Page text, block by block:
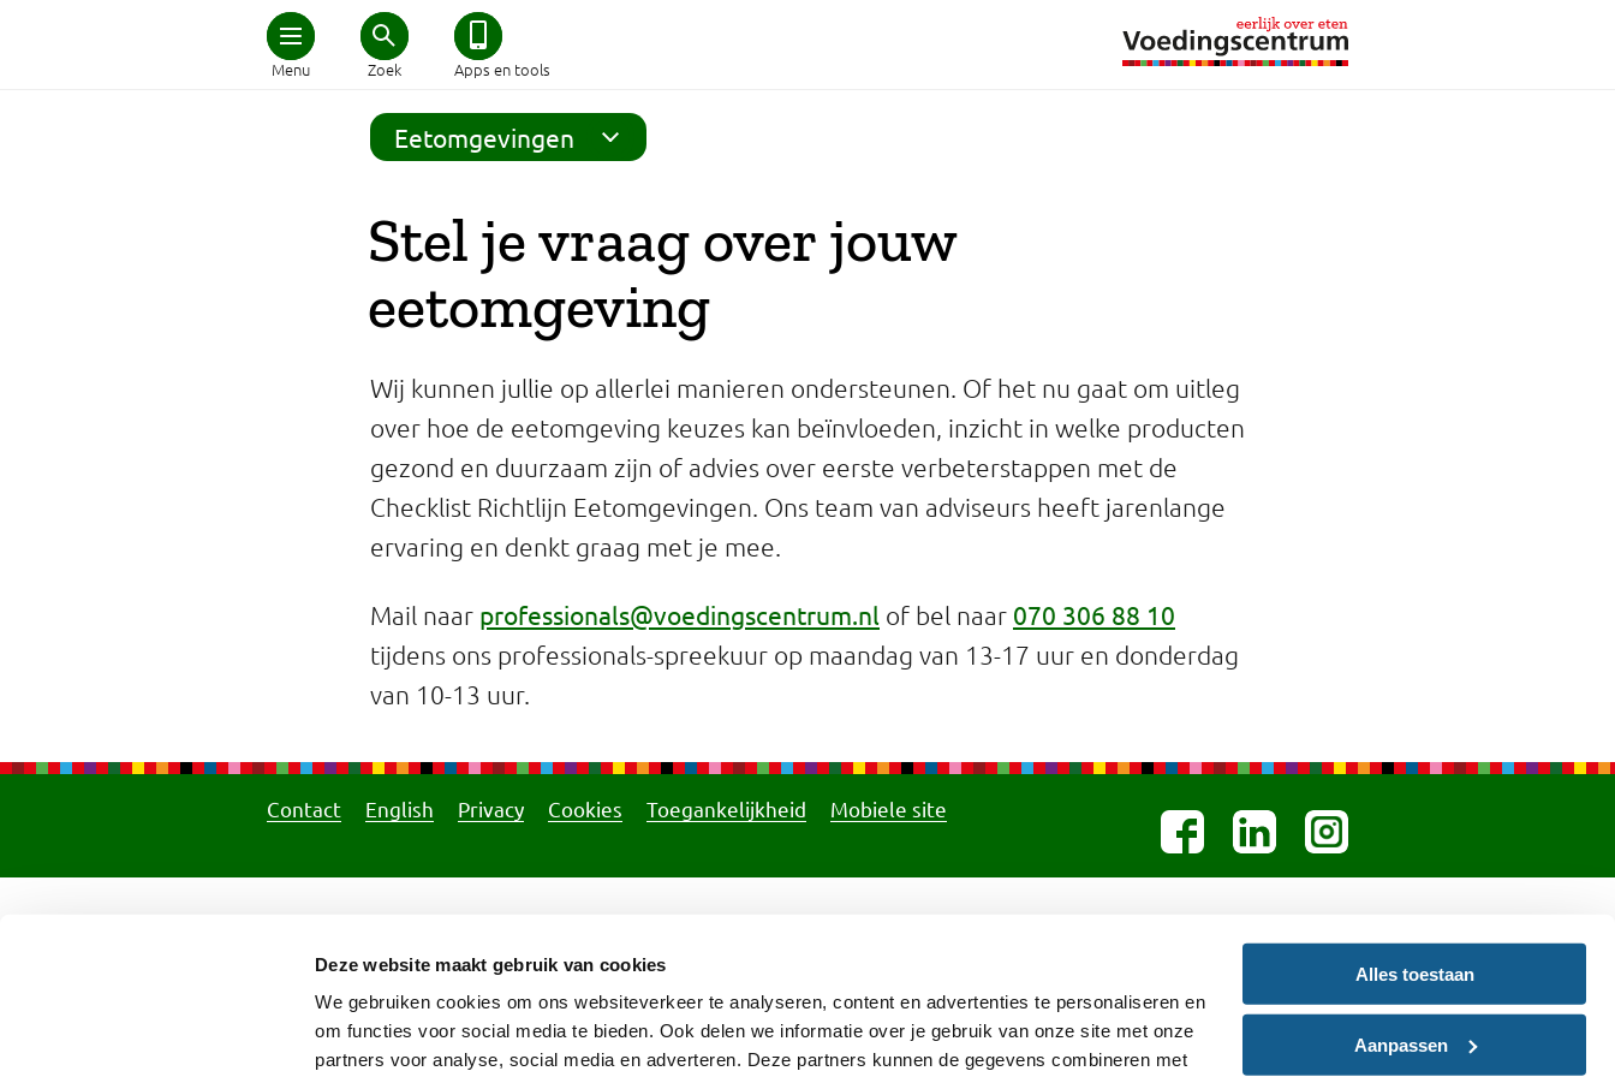
Deze website maakt gebruik van cookies
We gebruiken cookies om ons websiteverkeer te analyseren, content en advertenties te personaliseren en
om functies voor social media te bieden. Ook delen we informatie over je gebruik van onze site met onze
partners voor analyse, social media en adverteren. Deze partners kunnen de gegevens combineren met
Alles toestaan
Aanpassen
Menu Zoek Apps en tools
Home
Schijf van Vijf
Afvallen
Zwanger en kind
Duurzaam eten
Veilig eten
Professionals
Eetomgevingen
Pers
Eetomgevingen
Stel je vraag over jouw
eetomgeving
Wij kunnen jullie op allerlei manieren ondersteunen. Of het nu gaat om uitleg
over hoe de eetomgeving keuzes kan beïnvloeden, inzicht in welke producten
gezond en duurzaam zijn of advies over eerste verbeterstappen met de
Checklist Richtlijn Eetomgevingen. Ons team van adviseurs heeft jarenlange
ervaring en denkt graag met je mee.
Mail naar professionals@voedingscentrum.nl of bel naar 070 306 88 10
tijdens ons professionals-spreekuur op maandag van 13-17 uur en donderdag
van 10-13 uur.
Contact English Privacy Cookies Toegankelijkheid Mobiele site